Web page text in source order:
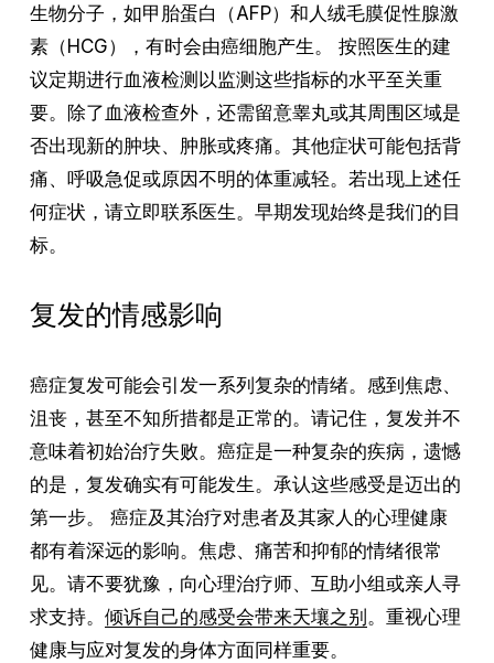
生物分子，如甲胎蛋白（AFP）和人绒毛膜促性腺激
素（HCG），有时会由癌细胞产生。 按照医生的建
议定期进行血液检测以监测这些指标的水平至关重
要。除了血液检查外，还需留意睾丸或其周围区域是
否出现新的肿块、肿胀或疼痛。其他症状可能包括背
痛、呼吸急促或原因不明的体重减轻。若出现上述任
何症状，请立即联系医生。早期发现始终是我们的目
标。
复发的情感影响
癌症复发可能会引发一系列复杂的情绪。感到焦虑、
沮丧，甚至不知所措都是正常的。请记住，复发并不
意味着初始治疗失败。癌症是一种复杂的疾病，遗憾
的是，复发确实有可能发生。承认这些感受是迈出的
第一步。 癌症及其治疗对患者及其家人的心理健康
都有着深远的影响。焦虑、痛苦和抑郁的情绪很常
见。请不要犹豫，向心理治疗师、互助小组或亲人寻
求支持。 倾诉自己的感受会带来天壤之别。重视心理
健康与应对复发的身体方面同样重要。